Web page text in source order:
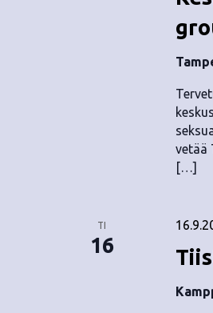
vetää
[…]
TI
16